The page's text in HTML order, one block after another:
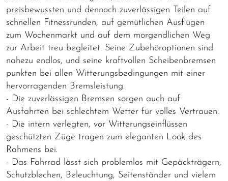
preisbewussten und dennoch zuverlässigen Teilen auf
schnellen Fitnessrunden, auf gemütlichen Ausflügen
zum Wochenmarkt und auf dem morgendlichen Weg
zur Arbeit treu begleitet. Seine Zubehöroptionen sind
nahezu endlos, und seine kraftvollen Scheibenbremsen
punkten bei allen Witterungsbedingungen mit einer
hervorragenden Bremsleistung.
- Die zuverlässigen Bremsen sorgen auch auf
Ausfahrten bei schlechtem Wetter für volles Vertrauen.
- Die intern verlegten, vor Witterungseinflüssen
geschützten Züge tragen zum eleganten Look des
Rahmens bei.
- Das Fahrrad lässt sich problemlos mit Gepäckträgern,
Schutzblechen, Beleuchtung, Seitenständer und vielem